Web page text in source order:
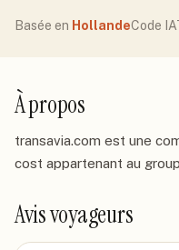
Basée en HollandeCode
À propos
transavia.com est une
cost appartenant au
Avis voyageurs